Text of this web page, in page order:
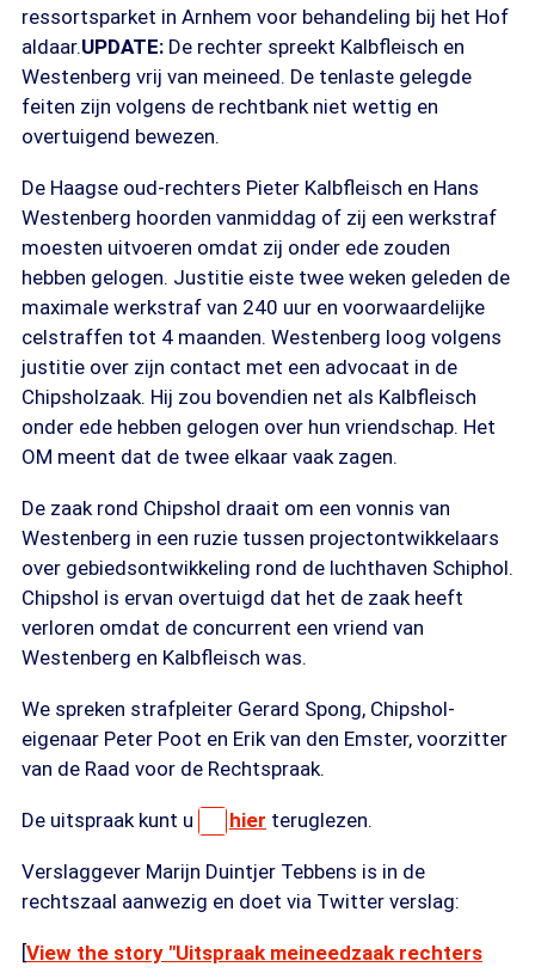
ressortsparket in Arnhem voor behandeling bij het Hof
aldaar.UPDATE: De rechter spreekt Kalbfleisch en
Westenberg vrij van meineed. De tenlaste gelegde
feiten zijn volgens de rechtbank niet wettig en
overtuigend bewezen.
De Haagse oud-rechters Pieter Kalbfleisch en Hans
Westenberg hoorden vanmiddag of zij een werkstraf
moesten uitvoeren omdat zij onder ede zouden
hebben gelogen. Justitie eiste twee weken geleden de
maximale werkstraf van 240 uur en voorwaardelijke
celstraffen tot 4 maanden. Westenberg loog volgens
justitie over zijn contact met een advocaat in de
Chipsholzaak. Hij zou bovendien net als Kalbfleisch
onder ede hebben gelogen over hun vriendschap. Het
OM meent dat de twee elkaar vaak zagen.
De zaak rond Chipshol draait om een vonnis van
Westenberg in een ruzie tussen projectontwikkelaars
over gebiedsontwikkeling rond de luchthaven Schiphol.
Chipshol is ervan overtuigd dat het de zaak heeft
verloren omdat de concurrent een vriend van
Westenberg en Kalbfleisch was.
We spreken strafpleiter Gerard Spong, Chipshol-
eigenaar Peter Poot en Erik van den Emster, voorzitter
van de Raad voor de Rechtspraak.
De uitspraak kunt u hier teruglezen.
Verslaggever Marijn Duintjer Tebbens is in de
rechtszaal aanwezig en doet via Twitter verslag:
[View the story "Uitspraak meineedzaak rechters